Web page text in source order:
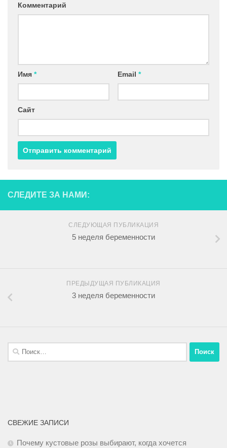
Комментарий
Имя * Email *
Сайт
СЛЕДИТЕ ЗА НАМИ:
СЛЕДУЮЩАЯ ПУБЛИКАЦИЯ
5 неделя беременности
ПРЕДЫДУЩАЯ ПУБЛИКАЦИЯ
3 неделя беременности
СВЕЖИЕ ЗАПИСИ
Почему кустовые розы выбирают, когда хочется